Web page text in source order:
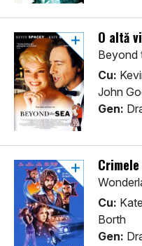
O altă
Beyond
Cu:
John
Gen:
Cu:
Borth
Gen: